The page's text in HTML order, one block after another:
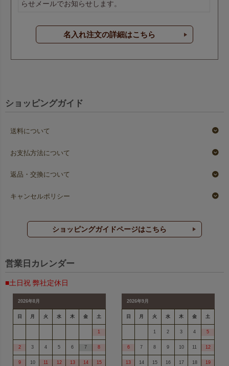
らせメールでお知らせします。
名入れ注文の詳細はこちら
ショッピングガイド
送料について
お支払方法について
返品・交換について
キャンセルポリシー
ショッピングガイドページはこちら
営業日カレンダー
■土日祝 弊社定休日
2026年8月
日 月 火 水 木 金 土
1
2 3 4 5 6 7 8
9 10 11 12 13 14 15
2026年9月
日 月 火 水 木 金 土
1 2 3 4 5
6 7 8 9 10 11 12
13 14 15 16 17 18 19